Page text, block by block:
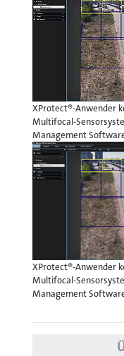
XProtect®-Anwender
Multifocal-
Management
XProtect®-Anwender
Multifocal-
Management